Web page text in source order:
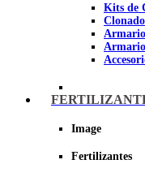
Kits de
Image
Fertilizantes